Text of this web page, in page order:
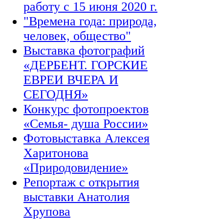
работу с 15 июня 2020 г.
"Времена года: природа,
человек, общество"
Выставка фотографий
«ДЕРБЕНТ. ГОРСКИЕ
ЕВРЕИ ВЧЕРА И
СЕГОДНЯ»
Конкурс фотопроектов
«Семья- душа России»
Фотовыставка Алексея
Харитонова
«Природовидение»
Репортаж с открытия
выставки Анатолия
Хрупова